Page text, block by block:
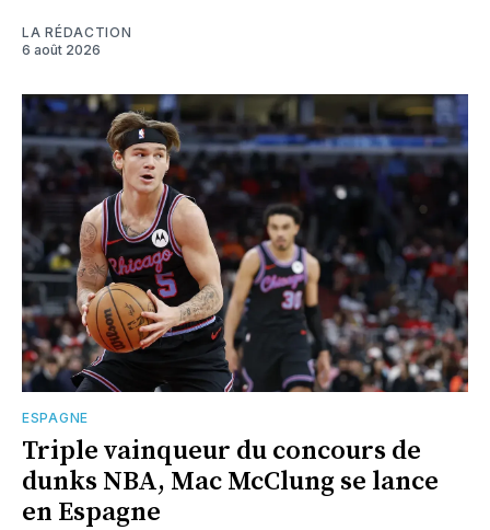
LA RÉDACTION
6 août 2026
ESPAGNE
Triple vainqueur du concours de
dunks NBA, Mac McClung se lance
en Espagne